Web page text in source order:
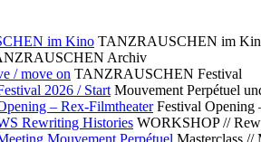
im Kino TANZRAUSCHEN im
Archiv
/ move on TANZRAUSCHEN Festival
2026 / Start Mouvement Perpétuel
– Rex-Filmtheater Festival Opening
Rewriting Histories WORKSHOP //
Mouvement Perpétuel Masterclass //